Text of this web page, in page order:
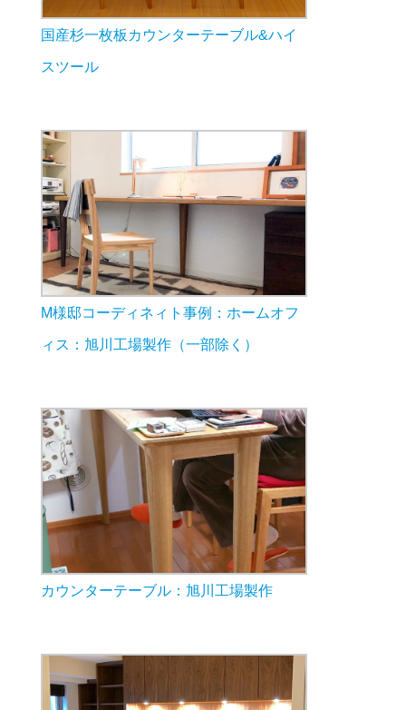
国産杉一枚板カウンターテーブル&ハイ
スツール
M様邸コーディネィト事例：ホームオフ
ィス：旭川工場製作（一部除く）
カウンターテーブル：旭川工場製作